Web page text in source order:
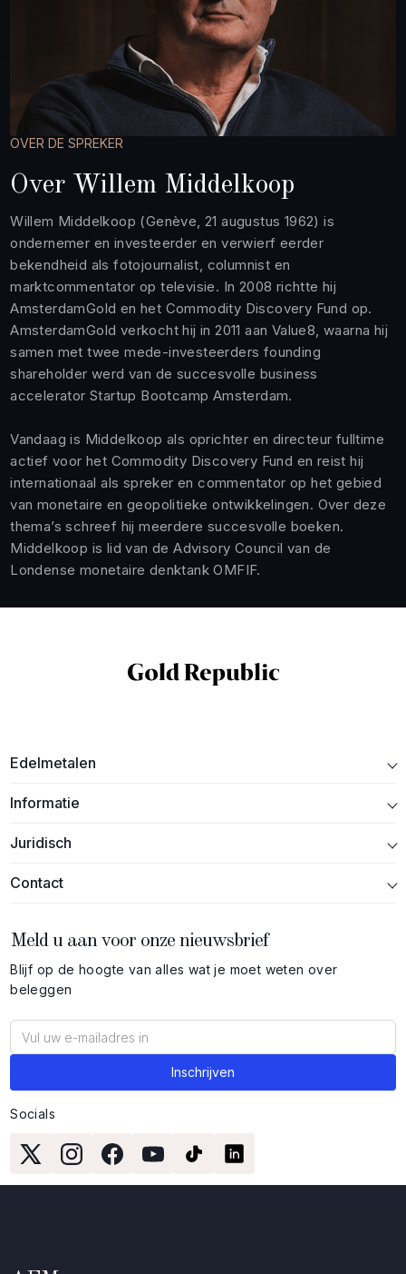
OVER DE SPREKER
Over Willem Middelkoop
Willem Middelkoop (Genève, 21 augustus 1962) is
ondernemer en investeerder en verwierf eerder
bekendheid als fotojournalist, columnist en
marktcommentator op televisie. In 2008 richtte hij
AmsterdamGold en het Commodity Discovery Fund op.
AmsterdamGold verkocht hij in 2011 aan Value8, waarna hij
samen met twee mede-investeerders founding
shareholder werd van de succesvolle business
accelerator Startup Bootcamp Amsterdam.
Vandaag is Middelkoop als oprichter en directeur fulltime
actief voor het Commodity Discovery Fund en reist hij
internationaal als spreker en commentator op het gebied
van monetaire en geopolitieke ontwikkelingen. Over deze
thema’s schreef hij meerdere succesvolle boeken.
Middelkoop is lid van de Advisory Council van de
Londense monetaire denktank OMFIF.
Edelmetalen
Informatie
Juridisch
Contact
Meld u aan voor onze nieuwsbrief
Blijf op de hoogte van alles wat je moet weten over
beleggen
Socials